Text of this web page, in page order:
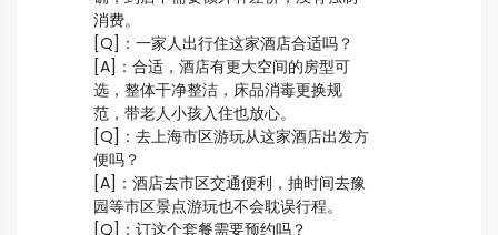
消费。
[Q]：一家人出行住这家酒店合适吗？
[A]：合适，酒店有更大空间的房型可
选，整体干净整洁，床品消毒更换规
范，带老人小孩入住也放心。
[Q]：去上海市区游玩从这家酒店出发方
便吗？
[A]：酒店去市区交通便利，抽时间去豫
园等市区景点游玩也不会耽误行程。
[Q]：订这个套餐需要预约吗？